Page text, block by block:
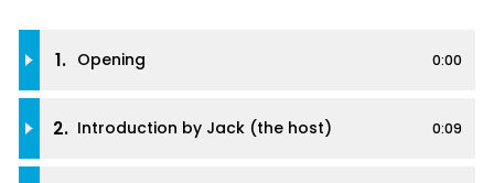
1. Opening 0:00
2. Introduction by Jack (the host) 0:09